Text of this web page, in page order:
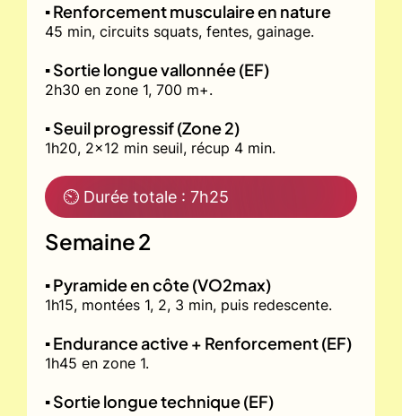
▪️ Renforcement musculaire en nature
45 min, circuits squats, fentes, gainage.
▪️ Sortie longue vallonnée (EF)
2h30 en zone 1, 700 m+.
▪️ Seuil progressif (Zone 2)
1h20, 2x12 min seuil, récup 4 min.
⏲ Durée totale : 7h25
Semaine 2
▪️ Pyramide en côte (VO2max)
1h15, montées 1, 2, 3 min, puis redescente.
▪️ Endurance active + Renforcement (EF)
1h45 en zone 1.
▪️ Sortie longue technique (EF)